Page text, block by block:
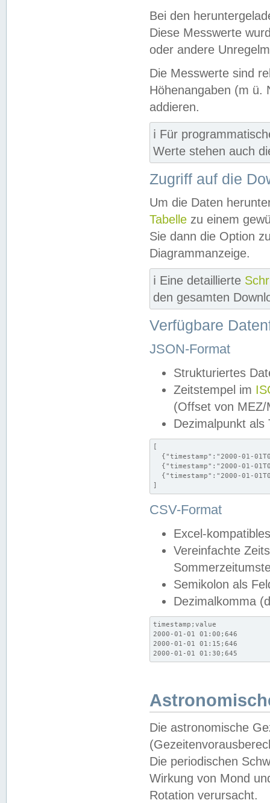
Bei den
Diese Messwerte
oder andere
Die Messwerte sind
Höhenangaben (m ü.
addieren.
ℹ️ Für
Werte stehen auch
Zugriff auf die
Um die Daten
Tabelle zu einem
Sie dann die Option
Diagrammanzeige.
ℹ️ Eine detaillierte
den gesamten
Verfügbare
JSON-Format
Strukturiertes
Zeitstempel im
(Offset von MEZ/
Dezimalpunkt als
[
{"timestamp":"2000-01-
{"timestamp":"2000-01-
{"timestamp":"2000-01-
]
CSV-Format
Excel-
Vereinfachte
Semikolon als
Dezimalkomma
timestamp;value
2000-01-01 01:00;646
2000-01-01 01:15;646
2000-01-01 01:30;645
Die astronomische
Die periodischen
Wirkung von Mond
Rotation verursacht.